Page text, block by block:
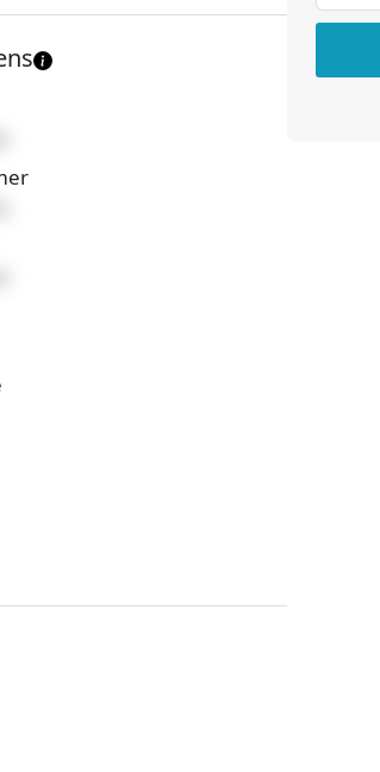
de prijzen en